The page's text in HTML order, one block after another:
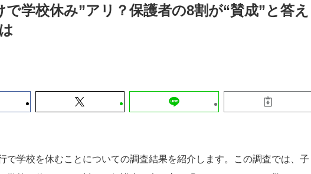
で学校休み”アリ？保護者の8割が“賛成”と答え
で学校を休むことについての調査結果を紹介します。この調査では、子